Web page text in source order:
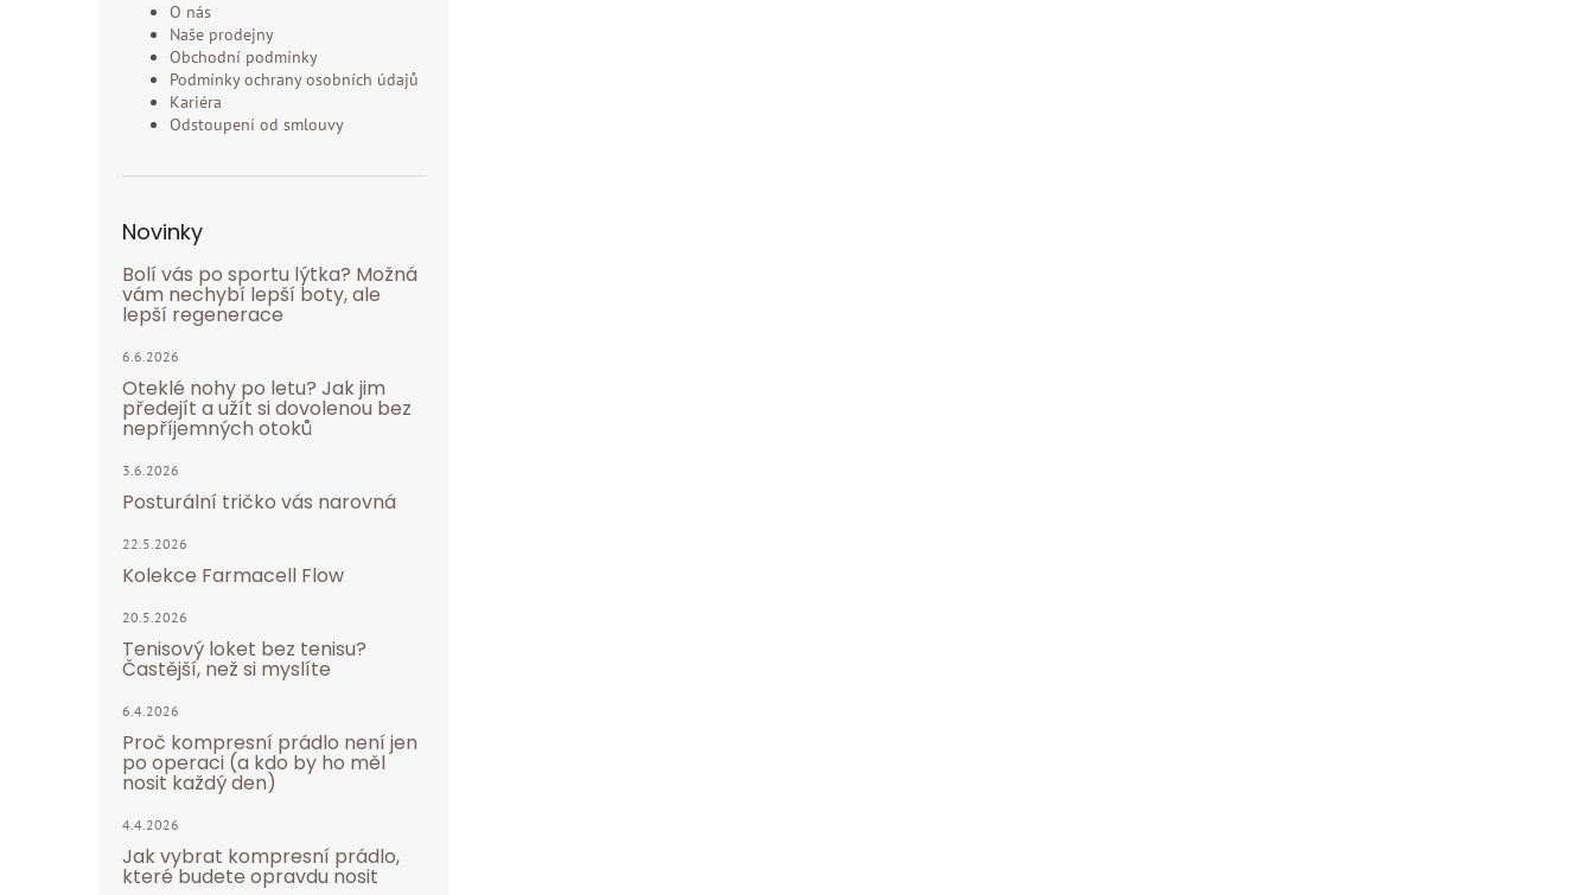
O nás
Naše prodejny
Obchodní podmínky
Podmínky ochrany osobních údajů
Kariéra
Odstoupení od smlouvy
Novinky
Bolí vás po sportu lýtka? Možná
vám nechybí lepší boty, ale
lepší regenerace
6.6.2026
Oteklé nohy po letu? Jak jim
předejít a užít si dovolenou bez
nepříjemných otoků
3.6.2026
Posturální tričko vás narovná
22.5.2026
Kolekce Farmacell Flow
20.5.2026
Tenisový loket bez tenisu?
Častější, než si myslíte
6.4.2026
Proč kompresní prádlo není jen
po operaci (a kdo by ho měl
nosit každý den)
4.4.2026
Jak vybrat kompresní prádlo,
které budete opravdu nosit